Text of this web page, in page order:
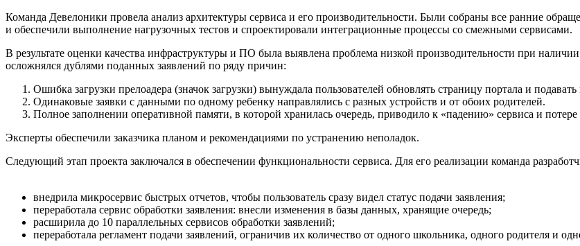
Команда Девелоники провела анализ архитектуры сервиса и его производительности. Были собраны все ранние
и обеспечили выполнение нагрузочных тестов и спроектировали интеграционные процессы со смежными сервисами.
В результате оценки качества инфраструктуры и ПО была выявлена проблема низкой производительности при
осложнялся дублями поданных заявлений по ряду причин:
Ошибка загрузки прелоадера (значок загрузки) вынуждала пользователей обновлять страницу портала и подавать
Одинаковые заявки с данными по одному ребенку направлялись с разных устройств и от обоих родителей.
Полное заполнении оперативной памяти, в которой хранилась очередь, приводило к «падению» сервиса и потере
Эксперты обеспечили заказчика планом и рекомендациями по устранению неполадок.
Следующий этап проекта заключался в обеспечении функциональности сервиса. Для его реализации команда
внедрила микросервис быстрых отчетов, чтобы пользователь сразу видел статус подачи заявления;
переработала сервис обработки заявления: внесли изменения в базы данных, хранящие очередь;
расширила до 10 параллельных сервисов обработки заявлений;
переработала регламент подачи заявлений, ограничив их количество от одного школьника, одного родителя и